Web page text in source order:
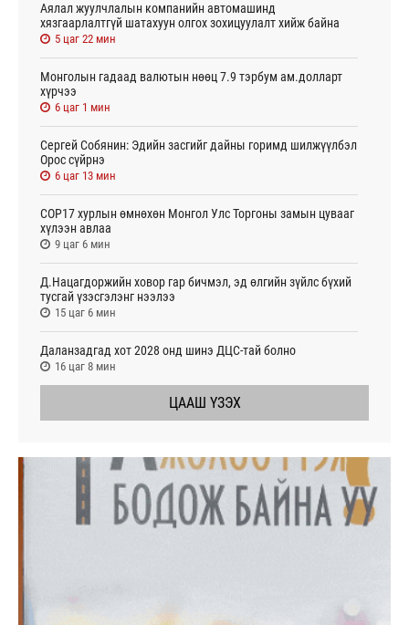
Аялал жуулчлалын компанийн автомашинд
хязгаарлалтгүй шатахуун олгох зохицуулалт хийж байна
5 цаг 22 мин
Монголын гадаад валютын нөөц 7.9 тэрбум ам.долларт
хүрчээ
6 цаг 1 мин
Сергей Собянин: Эдийн засгийг дайны горимд шилжүүлбэл
Орос сүйрнэ
6 цаг 13 мин
COP17 хурлын өмнөхөн Монгол Улс Торгоны замын цувааг
хүлээн авлаа
9 цаг 6 мин
Д.Нацагдоржийн ховор гар бичмэл, эд өлгийн зүйлс бүхий
тусгай үзэсгэлэнг нээлээ
15 цаг 6 мин
Даланзадгад хот 2028 онд шинэ ДЦС-тай болно
16 цаг 8 мин
ЦААШ ҮЗЭХ